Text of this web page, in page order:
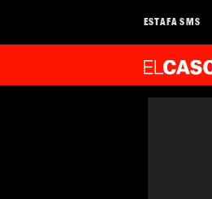
ESTAFA SMS